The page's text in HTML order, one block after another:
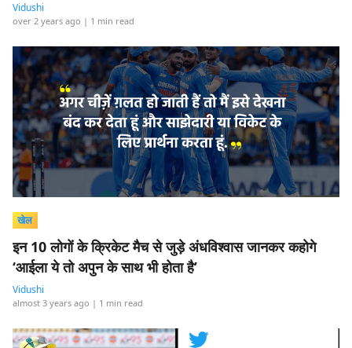
Vidushi
over 2 years ago | 1 min read
खेल
इन 10 लोगों के क्रिकेट मैच से जुड़े अंधविश्वास जानकर कहोगे
‘आईला ये तो अपुन के साथ भी होता है’
Vidushi
almost 3 years ago | 1 min read